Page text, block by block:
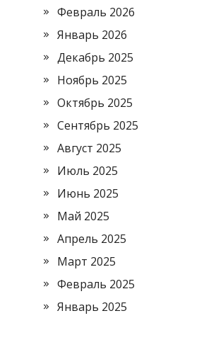
Февраль 2026
Январь 2026
Декабрь 2025
Ноябрь 2025
Октябрь 2025
Сентябрь 2025
Август 2025
Июль 2025
Июнь 2025
Май 2025
Апрель 2025
Март 2025
Февраль 2025
Январь 2025